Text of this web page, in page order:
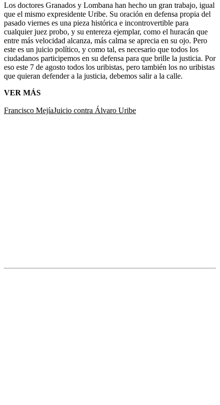
Los doctores Granados y Lombana han hecho un gran trabajo, igual
que el mismo expresidente Uribe. Su oración en defensa propia del
pasado viernes es una pieza histórica e incontrovertible para
cualquier juez probo, y su entereza ejemplar, como el huracán que
entre más velocidad alcanza, más calma se aprecia en su ojo. Pero
este es un juicio político, y como tal, es necesario que todos los
ciudadanos participemos en su defensa para que brille la justicia. Por
eso este 7 de agosto todos los uribistas, pero también los no uribistas
que quieran defender a la justicia, debemos salir a la calle.
VER MÁS
Francisco MejíaJuicio contra Álvaro Uribe